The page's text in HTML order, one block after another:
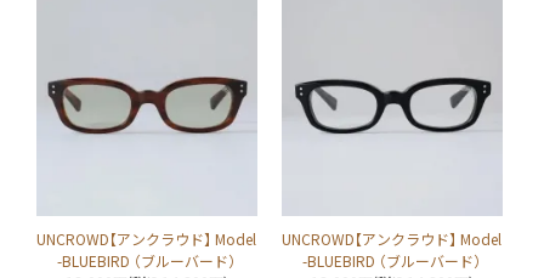
UNCROWD【アンクラウド】 Model
-BLUEBIRD （ブルーバード）
UNCROWD【アンクラウド】 Model
-BLUEBIRD （ブルーバード）